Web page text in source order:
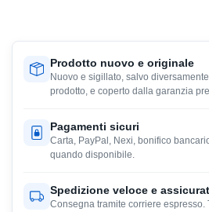
Prodotto nuovo e originale
Nuovo e sigillato, salvo
prodotto, e coperto dalla garanzia
Pagamenti sicuri
Carta, PayPal, Nexi, bonifico
quando disponibile.
Spedizione veloce e
Consegna tramite corriere espresso.